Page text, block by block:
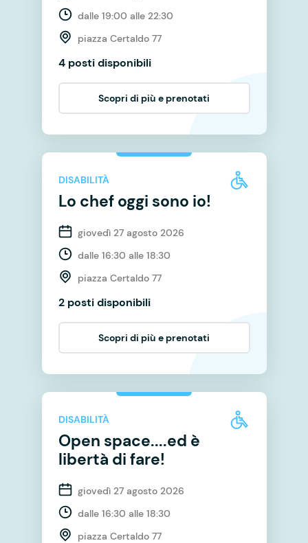
dalle 19:00 alle 22:30
piazza Certaldo 77
4 posti disponibili
Scopri di più e prenotati
DISABILITÀ
Lo chef oggi sono io!
giovedì 27 agosto 2026
dalle 16:30 alle 18:30
piazza Certaldo 77
2 posti disponibili
Scopri di più e prenotati
DISABILITÀ
Open space....ed è
libertà di fare!
giovedì 27 agosto 2026
dalle 16:30 alle 18:30
piazza Certaldo 77